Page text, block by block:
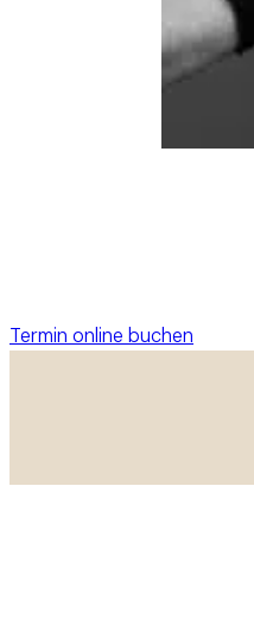
Termin online buchen